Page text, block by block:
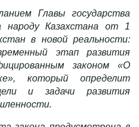
Главы государства
народу Казахстана от 1
в новой реальности:
этап развития
законом «О
который определит
и задачи развития